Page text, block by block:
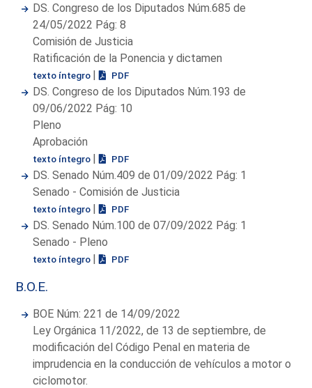
DS. Congreso de los Diputados Núm.685 de
24/05/2022 Pág: 8
Comisión de Justicia
Ratificación de la Ponencia y dictamen
texto íntegro | PDF
DS. Congreso de los Diputados Núm.193 de
09/06/2022 Pág: 10
Pleno
Aprobación
texto íntegro | PDF
DS. Senado Núm.409 de 01/09/2022 Pág: 1
Senado - Comisión de Justicia
texto íntegro | PDF
DS. Senado Núm.100 de 07/09/2022 Pág: 1
Senado - Pleno
texto íntegro | PDF
B.O.E.
BOE Núm: 221 de 14/09/2022
Ley Orgánica 11/2022, de 13 de septiembre, de
modificación del Código Penal en materia de
imprudencia en la conducción de vehículos a motor o
ciclomotor.